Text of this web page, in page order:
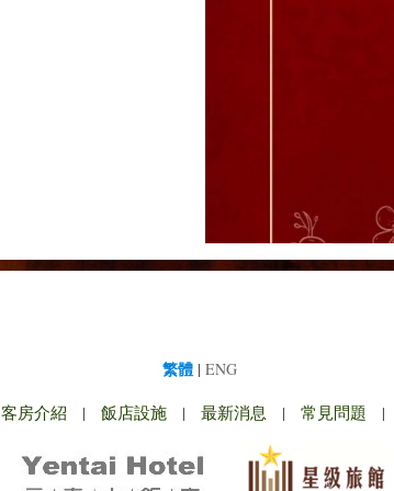
繁體 | ENG
客房介紹 | 飯店設施 | 最新消息 | 常見問題 |